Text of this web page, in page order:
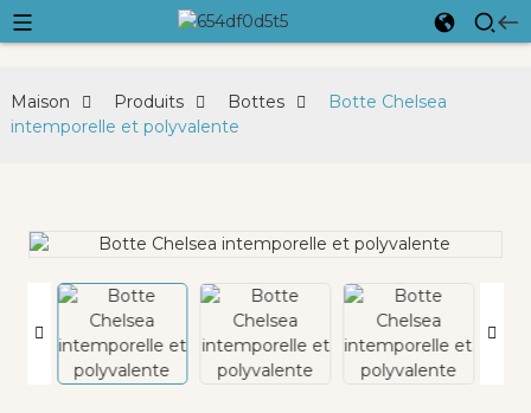
Maison Produits Bottes
Botte Chelsea
intemporelle et polyvalente